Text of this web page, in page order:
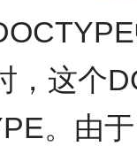
，这个
。由